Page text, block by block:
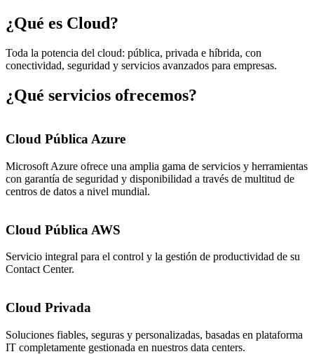
¿Qué es Cloud?
Toda la potencia del cloud: pública, privada e híbrida, con
conectividad, seguridad y servicios avanzados para empresas.
¿Qué servicios ofrecemos?
Cloud Pública Azure
Microsoft Azure ofrece una amplia gama de servicios y herramientas
con garantía de seguridad y disponibilidad a través de multitud de
centros de datos a nivel mundial.
Cloud Pública AWS
Servicio integral para el control y la gestión de productividad de su
Contact Center.
Cloud Privada
Soluciones fiables, seguras y personalizadas, basadas en plataforma
IT completamente gestionada en nuestros data centers.